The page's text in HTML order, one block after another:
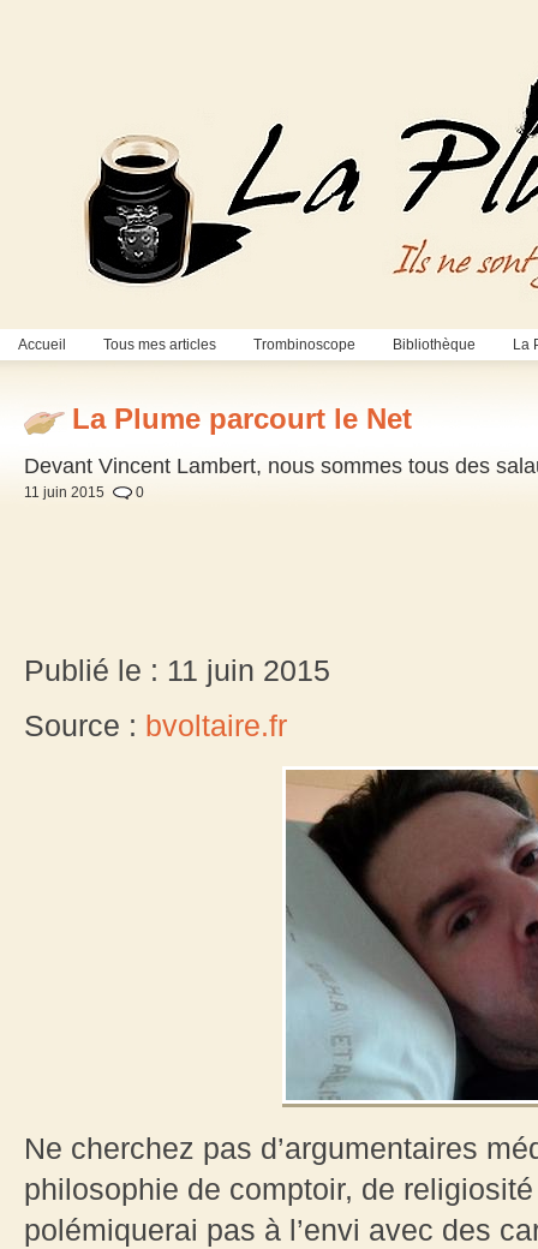
Accueil Tous mes articles Trombinoscope Bibliothèque La
La Plume parcourt le Net
Devant Vincent Lambert, nous sommes tous des
11 juin 2015 0
Publié le : 11 juin 2015
Source : bvoltaire.fr
Ne cherchez pas d’argumentaires
philosophie de comptoir, de
polémiquerai pas à l’envi avec des